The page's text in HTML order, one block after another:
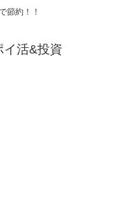
節約！！
イ活&投資